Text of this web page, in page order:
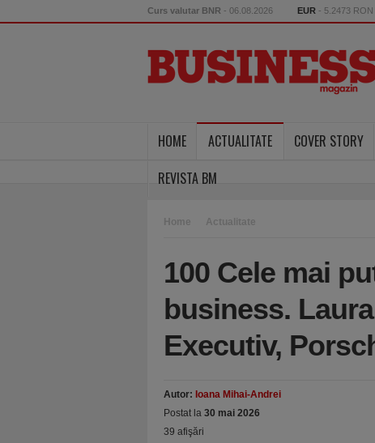
Curs valutar BNR - 06.08.2026 EUR - 5.2473 RON
HOME ACTUALITATE COVER STORY
REVISTA BM
Home Actualitate
100 Cele mai
business.
Executiv,
Autor: Ioana Mihai-Andrei
Postat la 30 mai 2026
39 afişări